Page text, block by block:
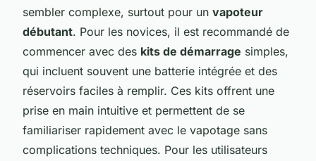
sembler complexe, surtout pour un vapoteur
débutant. Pour les novices, il est recommandé de
commencer avec des kits de démarrage simples,
qui incluent souvent une batterie intégrée et des
réservoirs faciles à remplir. Ces kits offrent une
prise en main intuitive et permettent de se
familiariser rapidement avec le vapotage sans
complications techniques. Pour les utilisateurs